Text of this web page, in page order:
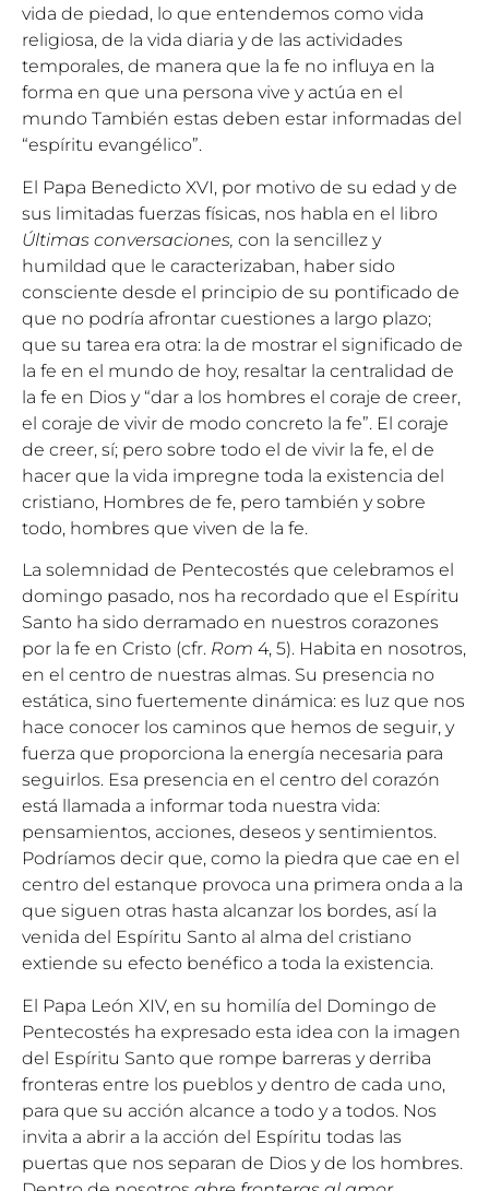
vida de piedad, lo que entendemos como vida
religiosa, de la vida diaria y de las actividades
temporales, de manera que la fe no influya en la
forma en que una persona vive y actúa en el
mundo También estas deben estar informadas del
“espíritu evangélico”.
El Papa Benedicto XVI, por motivo de su edad y de
sus limitadas fuerzas físicas, nos habla en el libro
Últimas conversaciones, con la sencillez y
humildad que le caracterizaban, haber sido
consciente desde el principio de su pontificado de
que no podría afrontar cuestiones a largo plazo;
que su tarea era otra: la de mostrar el significado de
la fe en el mundo de hoy, resaltar la centralidad de
la fe en Dios y “dar a los hombres el coraje de creer,
el coraje de vivir de modo concreto la fe”. El coraje
de creer, sí; pero sobre todo el de vivir la fe, el de
hacer que la vida impregne toda la existencia del
cristiano, Hombres de fe, pero también y sobre
todo, hombres que viven de la fe.
La solemnidad de Pentecostés que celebramos el
domingo pasado, nos ha recordado que el Espíritu
Santo ha sido derramado en nuestros corazones
por la fe en Cristo (cfr. Rom 4, 5). Habita en nosotros,
en el centro de nuestras almas. Su presencia no
estática, sino fuertemente dinámica: es luz que nos
hace conocer los caminos que hemos de seguir, y
fuerza que proporciona la energía necesaria para
seguirlos. Esa presencia en el centro del corazón
está llamada a informar toda nuestra vida:
pensamientos, acciones, deseos y sentimientos.
Podríamos decir que, como la piedra que cae en el
centro del estanque provoca una primera onda a la
que siguen otras hasta alcanzar los bordes, así la
venida del Espíritu Santo al alma del cristiano
extiende su efecto benéfico a toda la existencia.
El Papa León XIV, en su homilía del Domingo de
Pentecostés ha expresado esta idea con la imagen
del Espíritu Santo que rompe barreras y derriba
fronteras entre los pueblos y dentro de cada uno,
para que su acción alcance a todo y a todos. Nos
invita a abrir a la acción del Espíritu todas las
puertas que nos separan de Dios y de los hombres.